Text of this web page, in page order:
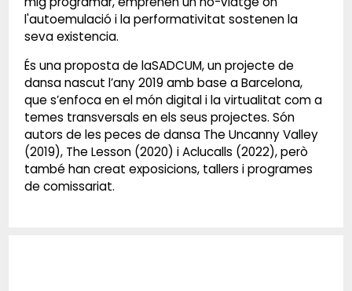
l'autoemulació i la performativitat sostenen la
seva existencia.
És una proposta de laSADCUM, un projecte de
dansa nascut l’any 2019 amb base a Barcelona,
que s’enfoca en el món digital i la virtualitat com a
temes transversals en els seus projectes. Són
autors de les peces de dansa The Uncanny Valley
(2019), The Lesson (2020) i Aclucalls (2022), però
també han creat exposicions, tallers i programes
de comissariat.